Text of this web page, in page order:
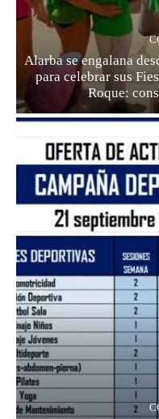
Alarba se engalana
para celebrar sus
Roque: